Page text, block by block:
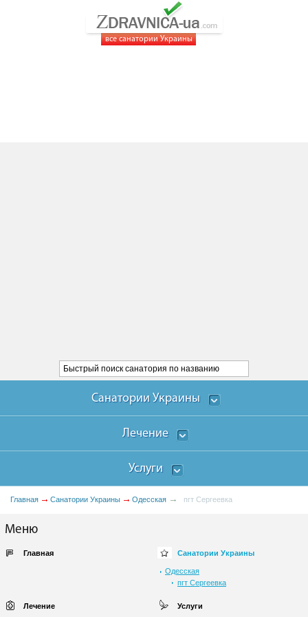
все санатории Украины
Санатории Украины
Лечение
Услуги
Главная Санатории Украины Одесская пгт Сергеевка
Меню
Главная Санатории Украины
Одесская
пгт Сергеевка
Лечение
Услуги